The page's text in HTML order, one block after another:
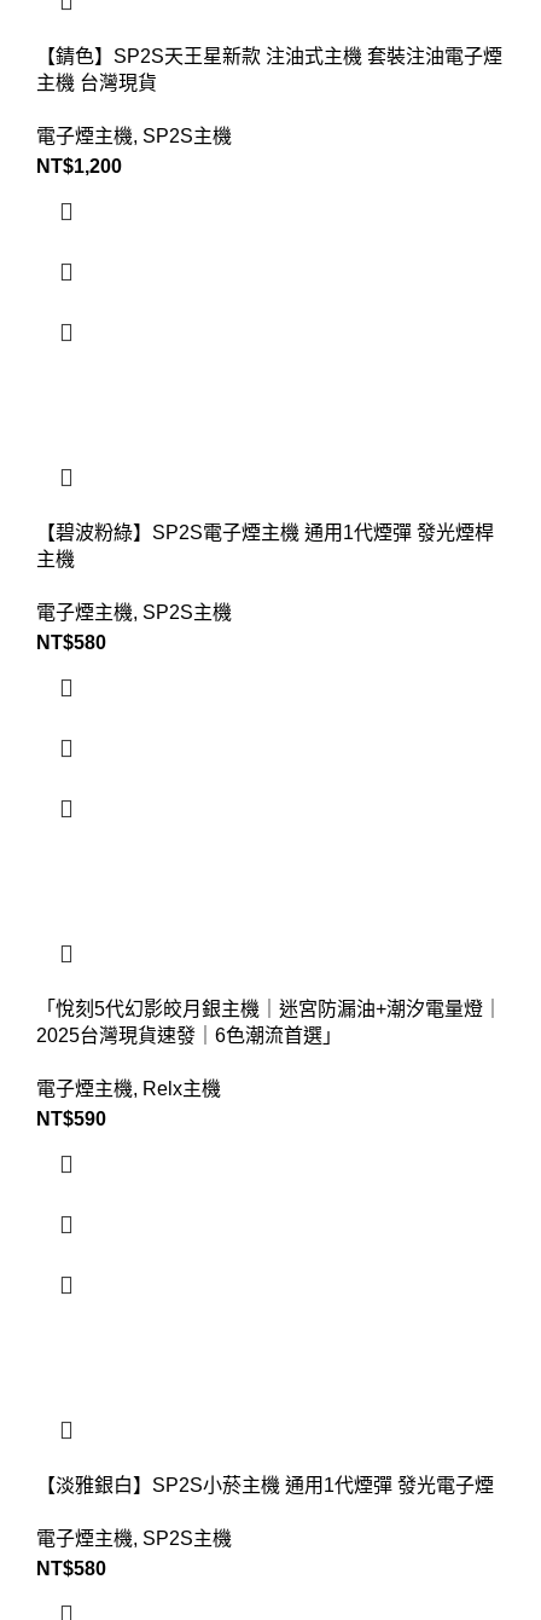
【錆色】SP2S天王星新款 注油式主機 套裝注油電子煙
主機 台灣現貨
電子煙主機, SP2S主機
NT$1,200
【碧波粉綠】SP2S電子煙主機 通用1代煙彈 發光煙桿
主機
電子煙主機, SP2S主機
NT$580
「悅刻5代幻影皎月銀主機｜迷宮防漏油+潮汐電量燈｜
2025台灣現貨速發｜6色潮流首選」​
電子煙主機, Relx主機
NT$590
【淡雅銀白】SP2S小菸主機 通用1代煙彈 發光電子煙
電子煙主機, SP2S主機
NT$580